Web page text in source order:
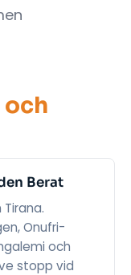
och
Berat
Onufri-
och
stopp vid